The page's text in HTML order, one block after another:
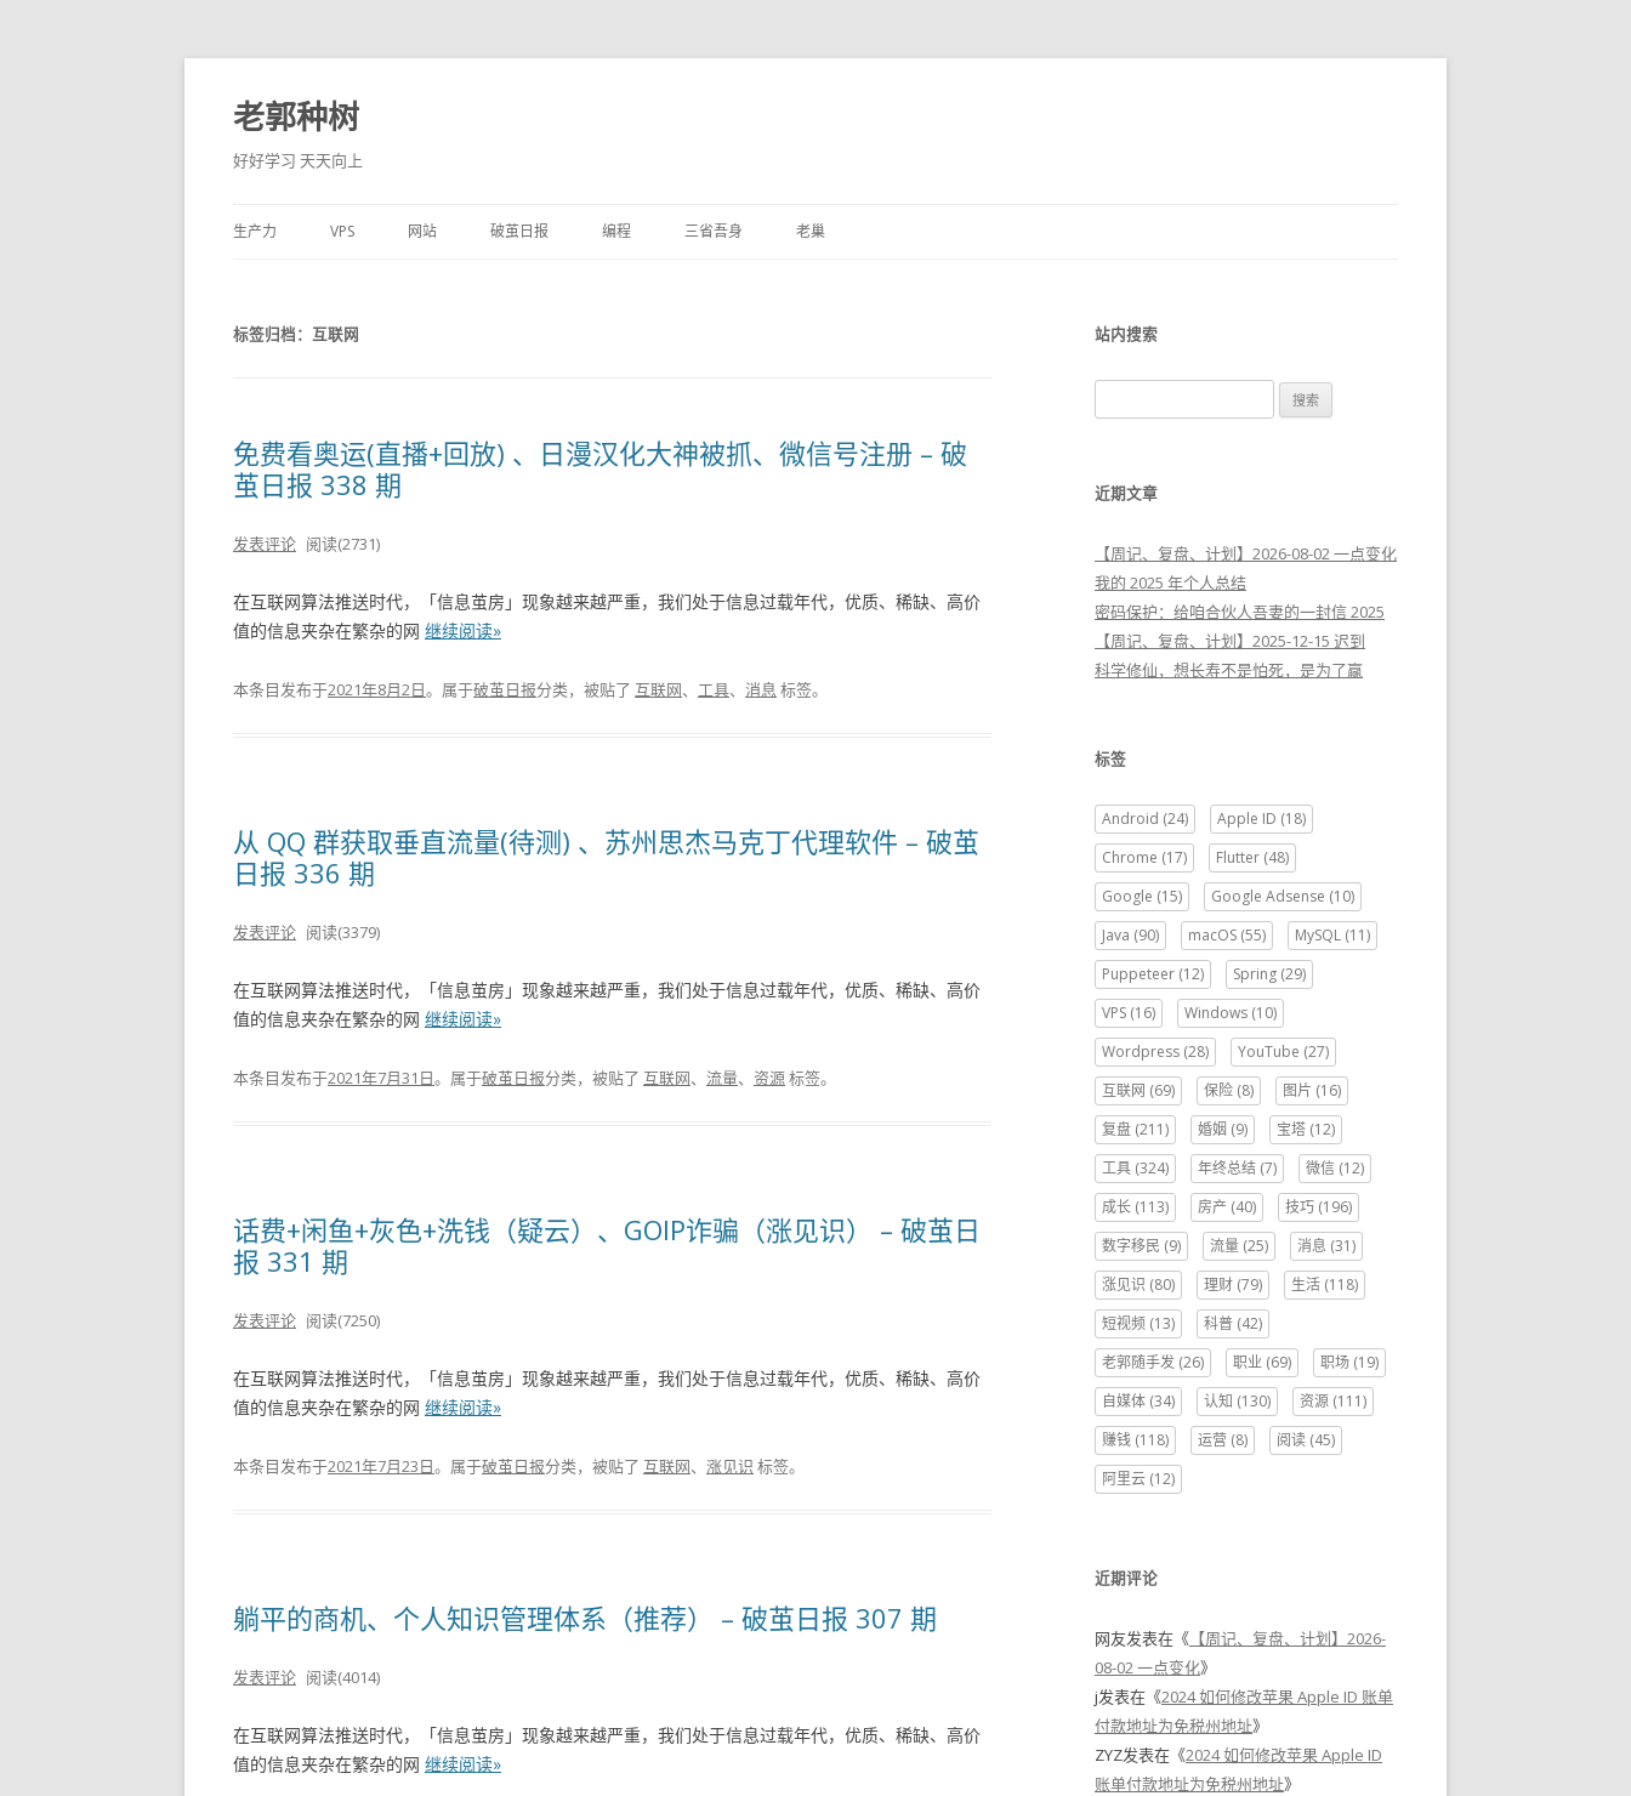
老郭种树
好好学习 天天向上
至
正
生产力 VPS 网站 破茧日报 编程 三省吾身 老巢
标签归档： 互联网
免费看奥运(直播+回放) 、日漫汉化大神被抓、微信号注册 – 破
茧日报 338 期
发表评论 阅读(2731)
在互联网算法推送时代，「信息茧房」现象越来越严重，我们处于信息过载年代，优质、稀缺、高价
值的信息夹杂在繁杂的网 继续阅读»
本条目发布于2021年8月2日。属于破茧日报分类，被贴了 互联网、 工具、 消息 标签。
从 QQ 群获取垂直流量(待测) 、苏州思杰马克丁代理软件 – 破茧
日报 336 期
发表评论 阅读(3379)
在互联网算法推送时代，「信息茧房」现象越来越严重，我们处于信息过载年代，优质、稀缺、高价
值的信息夹杂在繁杂的网 继续阅读»
本条目发布于2021年7月31日。属于破茧日报分类，被贴了 互联网、 流量、 资源标签。
话费+闲鱼+灰色+洗钱（疑云）、GOIP诈骗（涨见识） – 破茧日
报 331 期
发表评论 阅读(7250)
在互联网算法推送时代，「信息茧房」现象越来越严重，我们处于信息过载年代，优质、稀缺、高价
值的信息夹杂在繁杂的网 继续阅读»
本条目发布于2021年7月23日。属于破茧日报分类，被贴了 互联网、 涨见识 标签。
躺平的商机、个人知识管理体系（推荐） – 破茧日报 307 期
发表评论 阅读(4014)
在互联网算法推送时代，「信息茧房」现象越来越严重，我们处于信息过载年代，优质、稀缺、高价
值的信息夹杂在繁杂的网 继续阅读»
站内搜索
索
近期文章
【周记、复盘、计划】2026-08-02 一点变化
我的 2025 年个人总结
密码保护：给咱合伙人吾妻的一封信 2025
【周记、复盘、计划】2025-12-15 迟到
科学修仙，想长寿不是怕死，是为了赢
标签
Android (24) Apple ID (18)
Chrome (17) Flutter (48)
Google (15) Google Adsense (10)
Java (90) macOS (55) MySQL (11)
Puppeteer (12) Spring (29)
VPS (16) Windows (10)
Wordpress (28) YouTube (27)
互联网 (69) 保险 (8) 图片 (16)
复盘 (211) 婚姻 (9) 宝塔 (12)
工具 (324) 年终总结 (7) 微信 (12)
成长 (113) 房产 (40) 技巧 (196)
数字移民 (9) 流量 (25) 消息 (31)
涨见识 (80) 理财 (79) 生活 (118)
短视频 (13) 科普 (42)
老郭随手发 (26) 职业 (69) 职场 (19)
自媒体 (34) 认知 (130) 资源 (111)
赚钱 (118) 运营 (8) 阅读 (45)
阿里云 (12)
近期评论
网友发表在《 【周记、复盘、计划】2026-
08-02 一点变化》
j发表在《2024 如何修改苹果 Apple ID 账单
付款地址为免税州地址》
ZYZ发表在《2024 如何修改苹果 Apple ID
账单付款地址为免税州地址》